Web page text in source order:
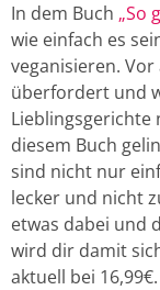
In dem Buch „So
wie einfach es
veganisieren.
überfordert und
Lieblingsgerichte
diesem Buch
sind nicht nur
lecker und nicht
etwas dabei und
wird dir damit
aktuell bei 16,99€.